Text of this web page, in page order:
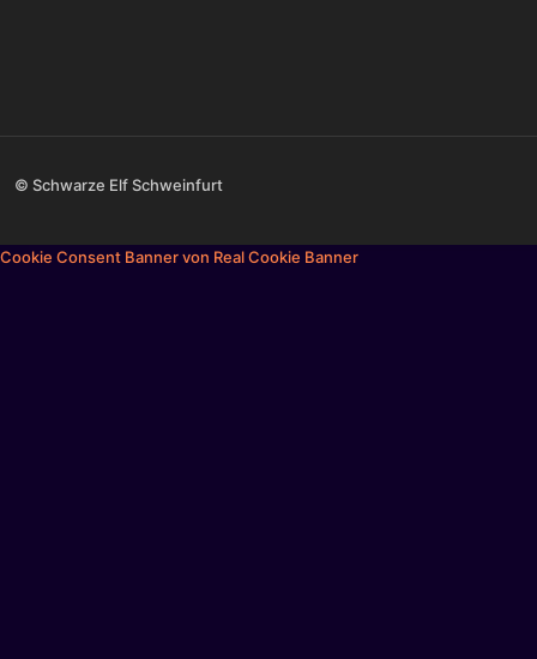
© Schwarze Elf Schweinfurt
Cookie Consent Banner von Real Cookie Banner